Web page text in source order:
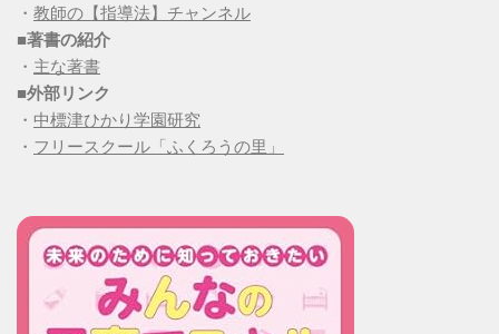
・ 教師の【指導法】チャンネル
■著書の紹介
・ 主な著書
■外部リンク
・ 中標津ひかり学園研究
・ フリースクール「ふくろうの里」